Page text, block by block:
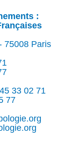
:
75008 Paris
33 02 71
77